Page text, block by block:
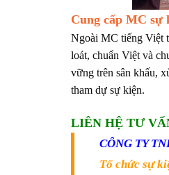
Cung cấp MC sự
Ngoài MC tiếng Việt
loát, chuẩn Việt và
vững trên sân khấu,
tham dự sự kiện.
LIÊN HỆ TƯ
CÔNG TY
Tổ chức sự